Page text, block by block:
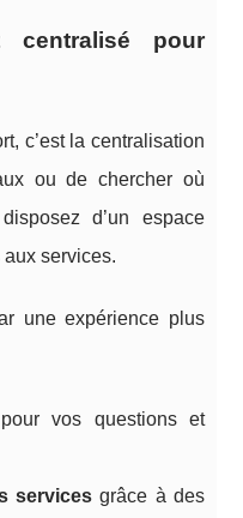
pour
c’est la centralisation
ou de chercher où
d’un espace
services.
une expérience plus
pour vos questions et
services grâce à des